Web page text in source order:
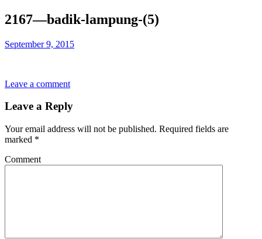
2167—badik-lampung-(5)
September 9, 2015
Leave a comment
Leave a Reply
Your email address will not be published. Required fields are
marked *
Comment